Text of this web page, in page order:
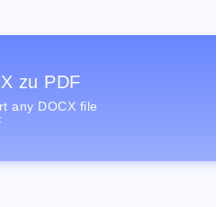
zu PDF
any DOCX file